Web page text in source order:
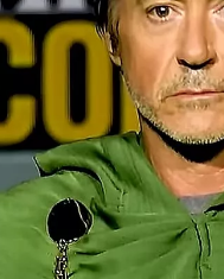
BIZKOLEGIJUM
BMW BIZNIS LIGA
BIZLIFE WEEK
IZJAVA GODINE
BMW BIZNIS LIGA
BIZLIFE WEEK
IZJAVA GODINE